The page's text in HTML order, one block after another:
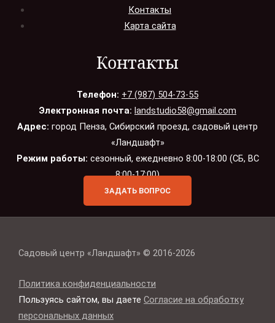
Контакты
Карта сайта
Контакты
Телефон: +7 (987) 504-73-55
Электронная почта: landstudio58@gmail.com
Адрес: город Пенза, Сибирский проезд, садовый центр
«Ландшафт»
Режим работы: сезонный, ежедневно 8:00-18:00 (СБ, ВС
8:00-17:00)
ЗАДАТЬ ВОПРОС
Садовый центр «Ландшафт» © 2016-2026
Политика конфиденциальности
Пользуясь сайтом, вы даете Согласие на обработку
персональных данных